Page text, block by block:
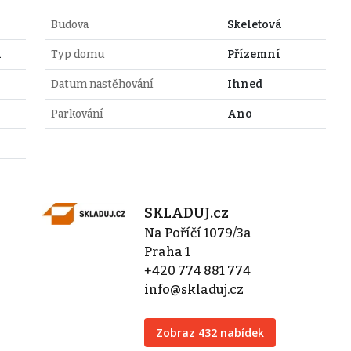
Budova Skeletová
Typ domu Přízemní
Datum nastěhování Ihned
Parkování Ano
SKLADUJ.cz
Na Poříčí 1079/3a
Praha 1
+420 774 881 774
info@skladuj.cz
Zobraz 432 nabídek